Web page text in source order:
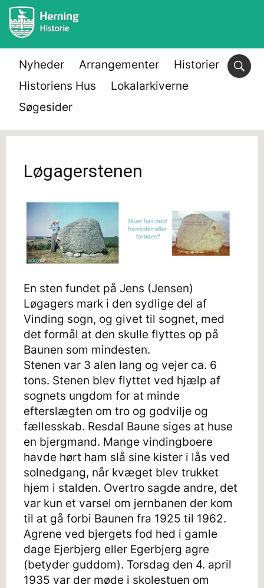
Nyheder Arrangementer
Historier
Historiens Hus
Lokalarkiverne
Søgesider
Løgagerstenen
En sten fundet på Jens (Jensen)
Løgagers mark i den sydlige del af
Vinding sogn, og givet til sognet, med
det formål at den skulle flyttes op på
Baunen som mindesten.
Stenen var 3 alen lang og vejer ca. 6
tons. Stenen blev flyttet ved hjælp af
sognets ungdom for at minde
efterslægten om tro og godvilje og
fællesskab. Resdal Baune siges at huse
en bjergmand. Mange vindingboere
havde hørt ham slå sine kister i lås ved
solnedgang, når kvæget blev trukket
hjem i stalden. Overtro sagde andre, det
var kun et varsel om jernbanen der kom
til at gå forbi Baunen fra 1925 til 1962.
Agrene ved bjergets fod hed i gamle
dage Ejerbjerg eller Egerbjerg agre
(betyder guddom). Torsdag den 4. april
1935 var der møde i skolestuen om